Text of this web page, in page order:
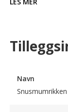
Navn